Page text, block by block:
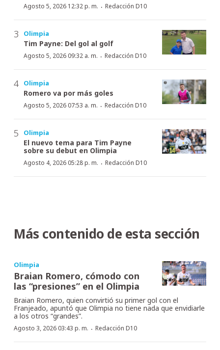
Agosto 5, 2026 12:32 p. m. · Redacción D10
Olimpia
Tim Payne: Del gol al golf
Agosto 5, 2026 09:32 a. m. · Redacción D10
Olimpia
Romero va por más goles
Agosto 5, 2026 07:53 a. m. · Redacción D10
Olimpia
El nuevo tema para Tim Payne
sobre su debut en Olimpia
Agosto 4, 2026 05:28 p. m. · Redacción D10
Más contenido de esta sección
Olimpia
Braian Romero, cómodo con
las “presiones” en el Olimpia
Braian Romero, quien convirtió su primer gol con el
Franjeado, apuntó que Olimpia no tiene nada que envidiarle
a los otros “grandes”.
Agosto 3, 2026 03:43 p. m. · Redacción D10